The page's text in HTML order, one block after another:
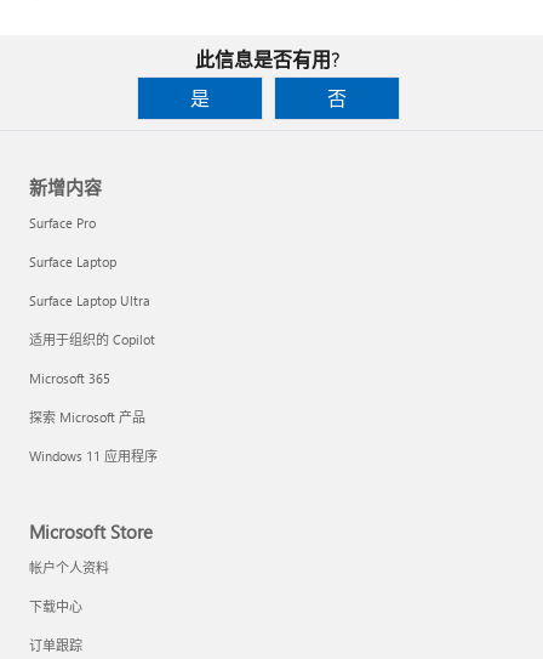
此信息是否有用?
是
否
新增内容
Surface Pro
Surface Laptop
Surface Laptop Ultra
适用于组织的 Copilot
Microsoft 365
探索 Microsoft 产品
Windows 11 应用程序
Microsoft Store
帐户个人资料
下载中心
订单跟踪